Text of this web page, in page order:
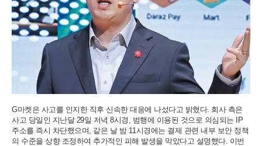
G마켓은 사고를 인지한 직후 신속한 대응에 나섰다고 밝혔다. 회사 측은
사고 당일인 지난달 29일 저녁 8시경, 범행에 이용된 것으로 의심되는 IP
주소를 즉시 차단했으며, 같은 날 밤 11시경에는 결제 관련 내부 보안 정책
의 수준을 상향 조정하여 추가적인 피해 발생을 막았다고 설명했다. 이번